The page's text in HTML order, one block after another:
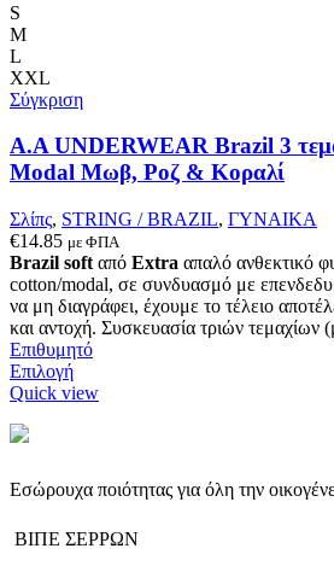
μπορούν
επιλεγούν
στη
σελίδα
προϊόντος
S
M
L
XXL
Σύγκριση
A.A UNDERWEAR Brazil 3
Modal Μωβ, Ροζ & Κοραλί
Σλίπς, STRING / BRAZIL, ΓΥΝΑΙΚΑ
€14.85 με ΦΠΑ
Brazil soft από Extra απαλό ανθεκτικό
cotton/modal, σε συνδυασμό με
να μη διαγράφει, έχουμε το τέλειο
και αντοχή. Συσκευασία τριών
Επιθυμητό
ΕπιλογήΑυτό
το
παραλλαγές.
Οι
μπορούν
Quick view
Εσώρουχα ποιότητας για όλη την
ΒΙΠΕ ΣΕΡΡΩΝ